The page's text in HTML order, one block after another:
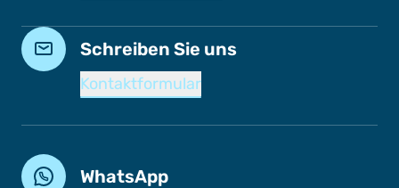
Schreiben Sie uns
Kontaktformular
WhatsApp